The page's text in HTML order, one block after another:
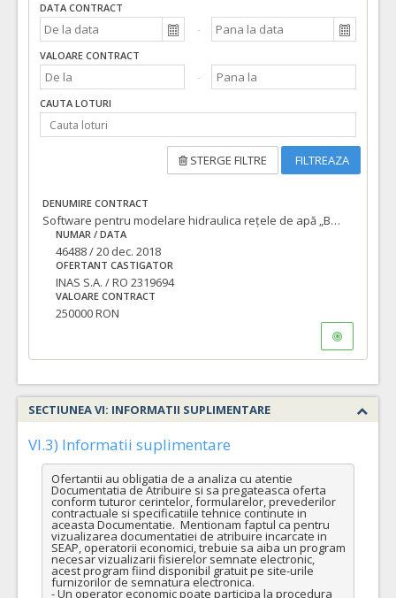
DATA CONTRACT
VALOARE CONTRACT
CAUTA LOTURI
STERGE FILTRE FILTREAZA
DENUMIRE CONTRACT
Software pentru modelare hidraulica rețele de apă „Bentley Water GEMS Unlimited Pipes Perpetual License”
NUMAR / DATA
46488 / 20 dec. 2018
OFERTANT CASTIGATOR
INAS S.A. / RO 2319694
VALOARE CONTRACT
250000 RON
SECTIUNEA VI: INFORMATII SUPLIMENTARE
VI.3) Informatii suplimentare
Ofertantii au obligatia de a analiza cu atentie
Documentatia de Atribuire si sa pregateasca oferta
conform tuturor cerintelor, formularelor, prevederilor
contractuale si specificatiile tehnice continute in
aceasta Documentatie.  Mentionam faptul ca pentru
vizualizarea documentatiei de atribuire incarcate in
SEAP, operatorii economici, trebuie sa aiba un program
necesar vizualizarii fisierelor semnate electronic,
acest program fiind disponibil gratuit pe site-urile
furnizorilor de semnatura electronica.
- Un operator economic poate participa la procedura